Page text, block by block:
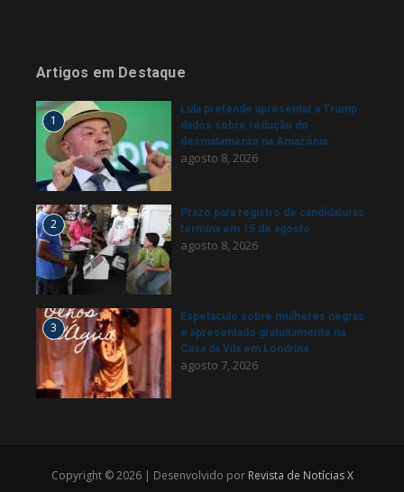
Artigos em Destaque
1
Lula pretende apresentar a Trump
dados sobre redução do
desmatamento na Amazônia
agosto 8, 2026
2
Prazo para registro de candidaturas
termina em 15 de agosto
agosto 8, 2026
3
Espetáculo sobre mulheres negras
é apresentado gratuitamente na
Casa da Vila em Londrina
agosto 7, 2026
Copyright © 2026 | Desenvolvido por Revista de Notícias X